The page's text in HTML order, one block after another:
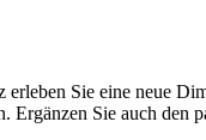
Sie eine neue
Sie auch den